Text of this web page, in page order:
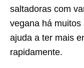
saltadoras com
vegana há
ajuda a ter mais
rapidamente.